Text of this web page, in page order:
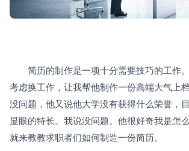
简历的制作是一项十分需要技巧的工作
考虑换工作，让我帮他制作一份高端大气上
没问题，他又说他大学没有获得什么荣誉，
显眼的特长。我说没问题。他很好奇我是怎
就来教教求职者们如何制造一份简历。